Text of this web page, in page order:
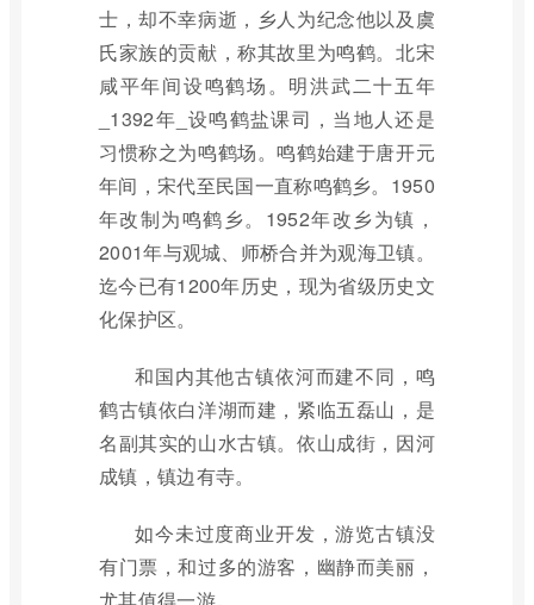
士，却不幸病逝，乡人为纪念他以及虞
氏家族的贡献，称其故里为鸣鹤。北宋
咸平年间设鸣鹤场。明洪武二十五年
_1392年_设鸣鹤盐课司，当地人还是
习惯称之为鸣鹤场。鸣鹤始建于唐开元
年间，宋代至民国一直称鸣鹤乡。1950
年改制为鸣鹤乡。1952年改乡为镇，
2001年与观城、师桥合并为观海卫镇。
迄今已有1200年历史，现为省级历史文
化保护区。
和国内其他古镇依河而建不同，鸣
鹤古镇依白洋湖而建，紧临五磊山，是
名副其实的山水古镇。依山成街，因河
成镇，镇边有寺。
如今未过度商业开发，游览古镇没
有门票，和过多的游客，幽静而美丽，